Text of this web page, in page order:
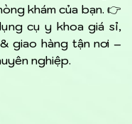
khám của bạn. 👉
cụ y khoa giá sỉ,
giao hàng tận nơi –
nghiệp.